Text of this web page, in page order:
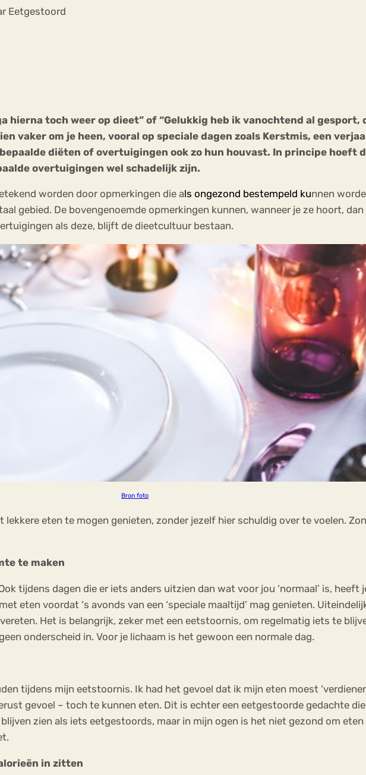
Eetgestoord
hierna toch weer op dieet” of “Gelukkig heb ik vanochtend al
vaker om je heen, vooral op speciale dagen zoals Kerstmis, een
diëten of overtuigingen ook zo hun houvast. In principe hoeft
overtuigingen wel schadelijk zijn.
worden door opmerkingen die als ongezond bestempeld kunnen
gebied. De bovengenoemde opmerkingen kunnen, wanneer je ze hoort,
als deze, blijft de dieetcultuur bestaan.
Bron foto
lekkere eten te mogen genieten, zonder jezelf hier schuldig over te voelen.
te maken
tijdens dagen die er iets anders uitzien dan wat voor jou ‘normaal’ is, heeft
eten voordat ‘s avonds van een ‘speciale maaltijd’ mag genieten.
Het is belangrijk, zeker met een eetstoornis, om regelmatig iets te
onderscheid in. Voor je lichaam is het gewoon een normale dag.
tijdens mijn eetstoornis. Ik had het gevoel dat ik mijn eten moest
gevoel – toch te kunnen eten. Dit is echter een eetgestoorde gedachte
zien als iets eetgestoords, maar in mijn ogen is het niet gezond om eten
in zitten